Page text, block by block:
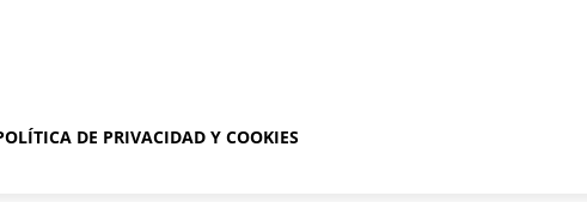
DE PRIVACIDAD Y COOKIES